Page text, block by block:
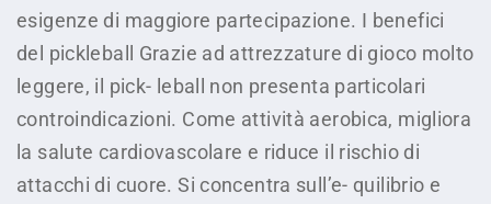
esigenze di maggiore partecipazione. I benefici
del pickleball Grazie ad attrezzature di gioco molto
leggere, il pick- leball non presenta particolari
controindicazioni. Come attività aerobica, migliora
la salute cardiovascolare e riduce il rischio di
attacchi di cuore. Si concentra sull’e- quilibrio e